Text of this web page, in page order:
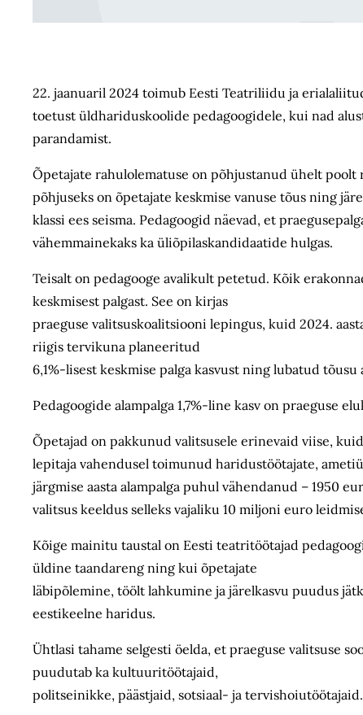
22. jaanuaril 2024 toimub Eesti Teatriliidu ja
toetust üldhariduskoolide pedagoogidele, kui nad
parandamist.
Õpetajate rahulolematuse on põhjustanud ühelt poolt
põhjuseks on õpetajate keskmise vanuse tõus ning
klassi ees seisma. Pedagoogid näevad, et
vähemmainekaks ka üliõpilaskandidaatide hulgas.
Teisalt on pedagooge avalikult petetud. Kõik
keskmisest palgast. See on kirjas
praeguse valitsuskoalitsiooni lepingus, kuid 2024.
riigis tervikuna planeeritud
6,1%-lisest keskmise palga kasvust ning lubatud
Pedagoogide alampalga 1,7%-line kasv on praeguse
Õpetajad on pakkunud valitsusele erinevaid viise,
lepitaja vahendusel toimunud haridustöötajate,
järgmise aasta alampalga puhul vähendanud – 1950
valitsus keeldus selleks vajaliku 10 miljoni euro
Kõige mainitu taustal on Eesti teatritöötajad
üldine taandareng ning kui õpetajate
läbipõlemine, töölt lahkumine ja järelkasvu puudus
eestikeelne haridus.
Ühtlasi tahame selgesti öelda, et praeguse valitsuse
puudutab ka kultuuritöötajaid,
politseinikke, päästjaid, sotsiaal- ja